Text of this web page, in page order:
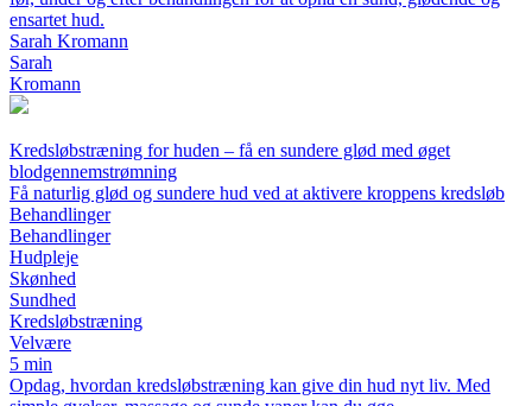
ensartet hud.
Sarah Kromann
Sarah
Kromann
Kredsløbstræning for huden – få en sundere glød med øget
blodgennemstrømning
Få naturlig glød og sundere hud ved at aktivere kroppens kredsløb
Behandlinger
Behandlinger
Hudpleje
Skønhed
Sundhed
Kredsløbstræning
Velvære
5 min
Opdag, hvordan kredsløbstræning kan give din hud nyt liv. Med